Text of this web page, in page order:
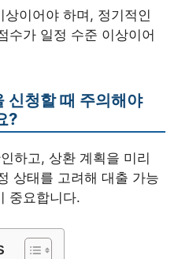
이어야 하며, 정기적인
수가 일정 수준 이상이어
신청할 때 주의해야
?
하고, 상환 계획을 미리
상태를 고려해 대출 가능
중요합니다.